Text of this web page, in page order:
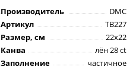
Производитель
DMC
Артикул
TB227
Размер, см
22х22
Канва
лён 28 ct
Заполнение
частичное